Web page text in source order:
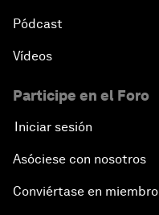
Pódcast
Vídeos
Participe en el Foro
Iniciar sesión
Asóciese con nosotros
Conviértase en miembro